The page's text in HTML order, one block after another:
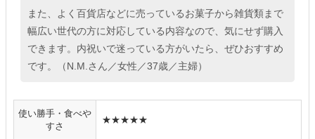
また、よく百貨店などに売っているお菓子から雑貨類まで
幅広い世代の方に対応している内容なので、気にせず購入
できます。内祝いで迷っている方がいたら、ぜひおすすめ
です。（N.M.さん／女性／37歳／主婦）
使い勝手・食べや
すさ
★★★★★